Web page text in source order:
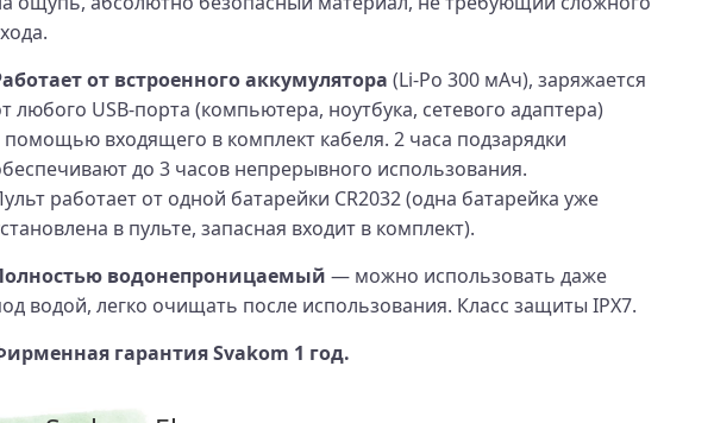
от встроенного аккумулятора (Li‑Po 300 мАч), заряжается
любого USB-порта (компьютера, ноутбука, сетевого адаптера)
помощью входящего в комплект кабеля. 2 часа подзарядки
до 3 часов непрерывного использования.
работает от одной батарейки CR2032 (одна батарейка уже
в пульте, запасная входит в комплект).
водонепроницаемый — можно использовать даже
водой, легко очищать после использования. Класс защиты IPX7.
гарантия Svakom 1 год.